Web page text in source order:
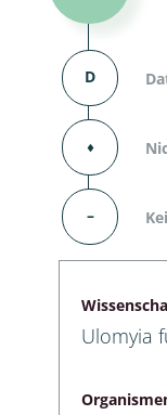
D
⬧
–
Ulomyia